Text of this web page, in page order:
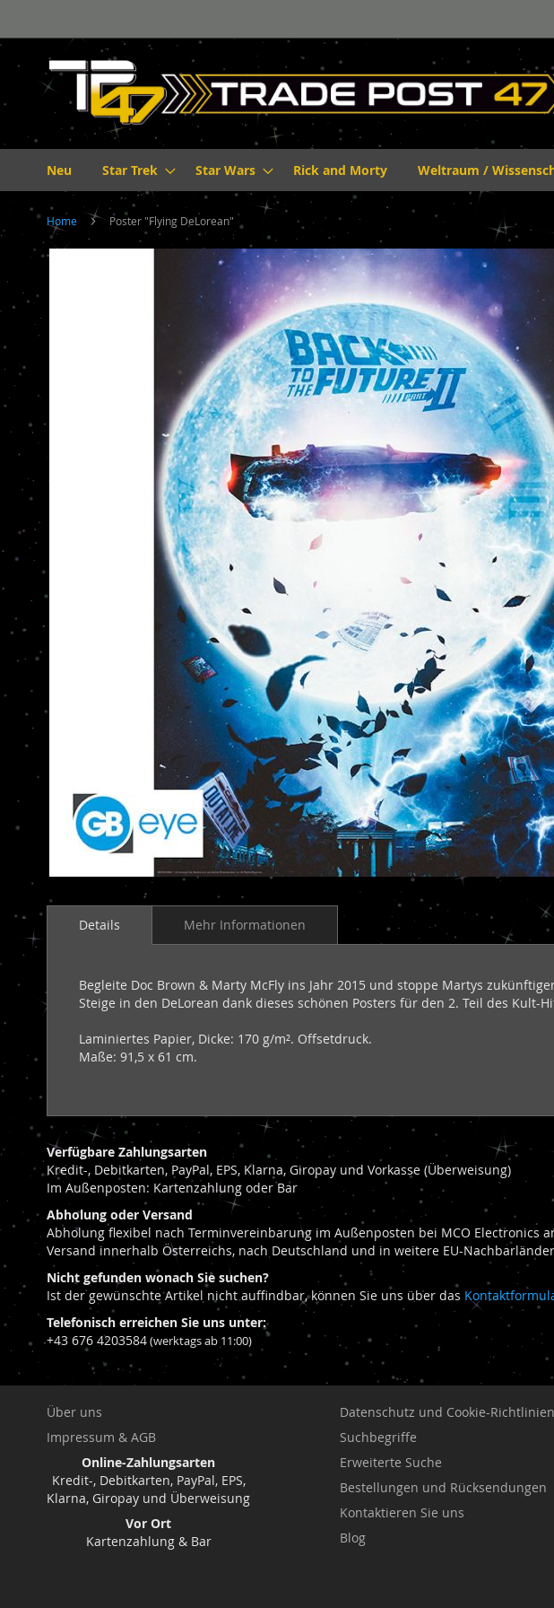
zum
Neu Star Trek Star Wars Rick and Morty Weltraum /
Home Poster "Flying DeLorean"
Zum
Anfang
Details
Begleite Doc Brown & Marty McFly ins Jahr 2015 und stoppe Martys
Steige in den DeLorean dank dieses schönen Posters für den 2. Teil des Kult-
Laminiertes Papier, Dicke: 170 g/m². Offsetdruck.
Maße: 91,5 x 61 cm.
Mehr Informationen
Verfügbare Zahlungsarten
Kredit-, Debitkarten, PayPal, EPS, Klarna, Giropay und Vorkasse (Überweisung)
Im Außenposten: Kartenzahlung oder Bar
Abholung oder Versand
Abholung flexibel nach Terminvereinbarung im Außenposten bei MCO Electronics
Versand innerhalb Österreichs, nach Deutschland und in weitere EU-
Nicht gefunden wonach Sie suchen?
Ist der gewünschte Artikel nicht auffindbar, können Sie uns über das
Telefonisch erreichen Sie uns unter:
+43 676 4203584(werktags ab 11:00)
Über uns
Impressum & AGB
Online-Zahlungsarten
Kredit-, Debitkarten, PayPal, EPS,
Klarna, Giropay und Überweisung
Vor Ort
Kartenzahlung & Bar
Datenschutz und Cookie-Richtlinien
Suchbegriffe
Erweiterte Suche
Bestellungen und Rücksendungen
Kontaktieren Sie uns
Blog